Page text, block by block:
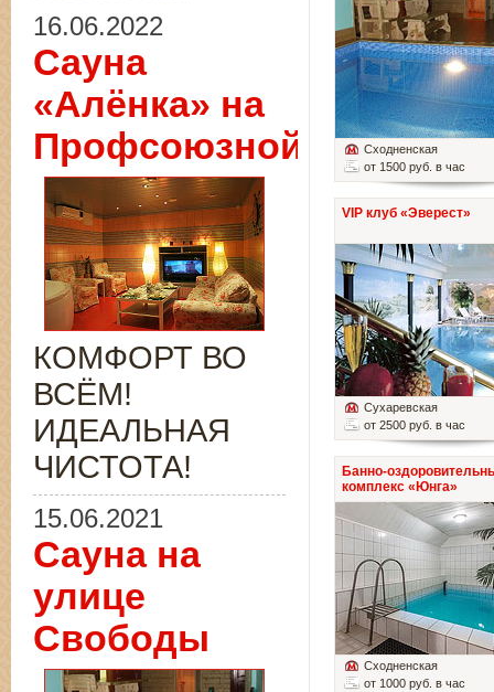
Сходненская
от 1500 руб. в час
VIP клуб «Эверест»
Сухаревская
от 2500 руб. в час
Банно-
комплекс «Юнга»
Сходненская
от 1000 руб. в час
16.06.2022
Сауна
«Алёнка» на
Профсоюзной
КОМФОРТ ВО
ВСЁМ!
ИДЕАЛЬНАЯ
ЧИСТОТА!
15.06.2021
Сауна на
улице
Свободы